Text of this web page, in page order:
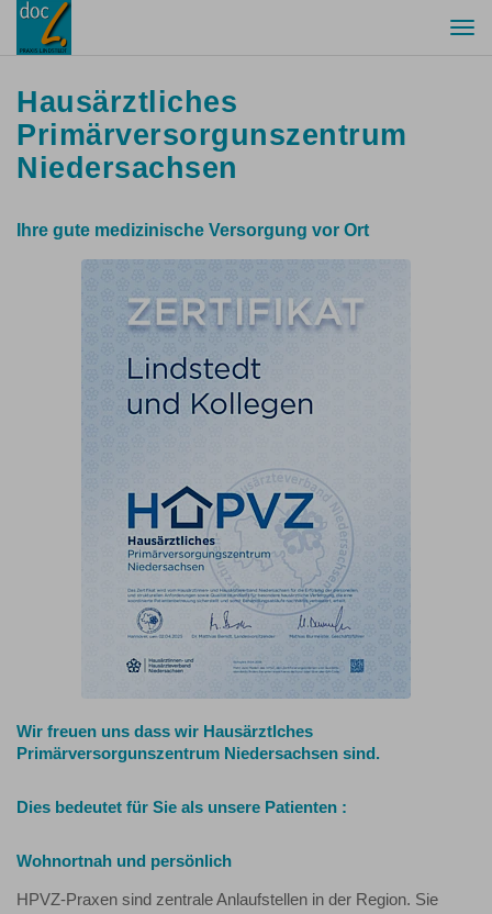
Hausärztliches
Primärversorgunszentrum
Niedersachsen
Ihre gute medizinische Versorgung vor Ort
Wir freuen uns dass wir Hausärztlches
Primärversorgunszentrum Niedersachsen sind.
Dies bedeutet für Sie als unsere Patienten :
Wohnortnah und persönlich
HPVZ-Praxen sind zentrale Anlaufstellen in der Region. Sie